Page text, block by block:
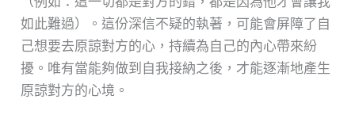
如此難過）。這份深信不疑的執著，可能會屏障了自
己想要去原諒對方的心，持續為自己的內心帶來紛
擾。唯有當能夠做到自我接納之後，才能逐漸地產生
原諒對方的心境。